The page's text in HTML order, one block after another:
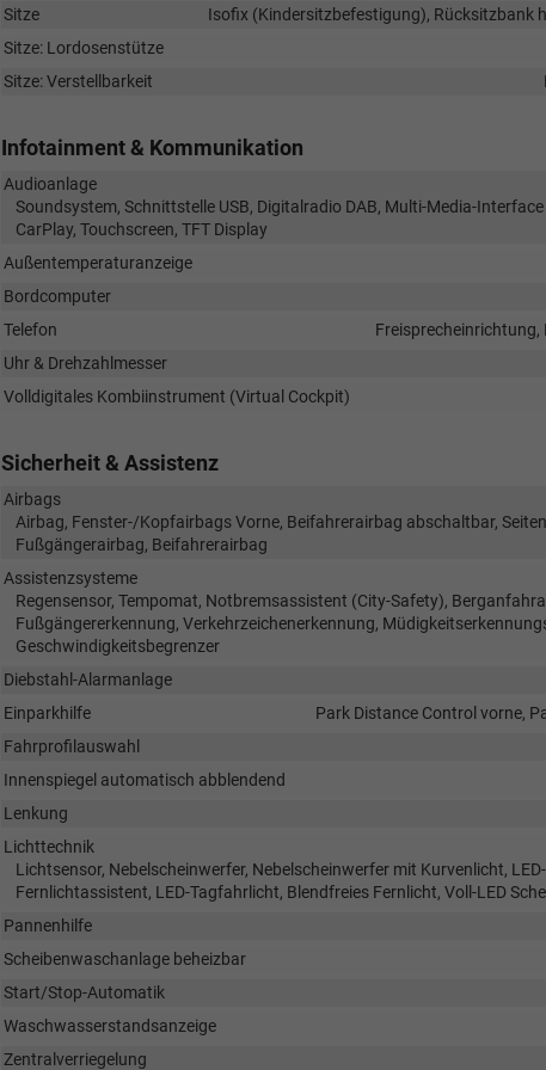
Sitze
Isofix (Kindersitzbefestigung), Rücksitzbank
Sitze: Lordosenstütze
Sitze: Verstellbarkeit
Infotainment & Kommunikation
Audioanlage
Soundsystem, Schnittstelle USB, Digitalradio DAB, Multi-Media-
CarPlay, Touchscreen, TFT Display
Außentemperaturanzeige
Bordcomputer
Telefon
Uhr & Drehzahlmesser
Volldigitales Kombiinstrument (Virtual Cockpit)
Sicherheit & Assistenz
Airbags
Airbag, Fenster-/Kopfairbags Vorne, Beifahrerairbag abschaltbar,
Fußgängerairbag, Beifahrerairbag
Assistenzsysteme
Regensensor, Tempomat, Notbremsassistent (City-Safety),
Fußgängererkennung, Verkehrzeichenerkennung,
Geschwindigkeitsbegrenzer
Diebstahl-Alarmanlage
Einparkhilfe
Park Distance Control vorne,
Fahrprofilauswahl
Innenspiegel automatisch abblendend
Lenkung
Lichttechnik
Lichtsensor, Nebelscheinwerfer, Nebelscheinwerfer mit Kurvenlicht,
Fernlichtassistent, LED-Tagfahrlicht, Blendfreies Fernlicht, Voll-LED
Pannenhilfe
Scheibenwaschanlage beheizbar
Start/Stop-Automatik
Waschwasserstandsanzeige
Zentralverriegelung